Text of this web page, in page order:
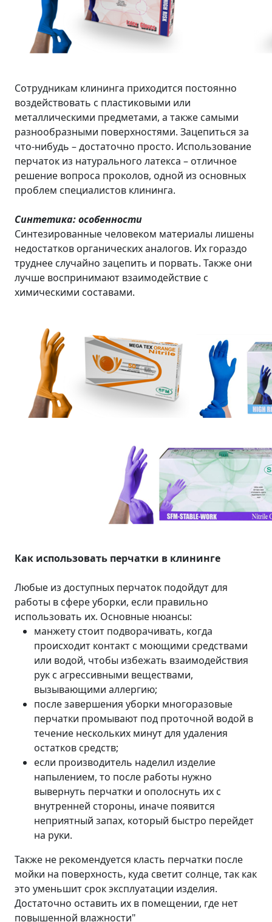
Сотрудникам клининга приходится постоянно
воздействовать с пластиковыми или
металлическими предметами, а также самыми
разнообразными поверхностями. Зацепиться за
что-нибудь – достаточно просто. Использование
перчаток из натурального латекса – отличное
решение вопроса проколов, одной из основных
проблем специалистов клининга.
Синтетика: особенности
Синтезированные человеком материалы лишены
недостатков органических аналогов. Их гораздо
труднее случайно зацепить и порвать. Также они
лучше воспринимают взаимодействие с
химическими составами.
Как использовать перчатки в клининге
Любые из доступных перчаток подойдут для
работы в сфере уборки, если правильно
использовать их. Основные нюансы:
манжету стоит подворачивать, когда
происходит контакт с моющими средствами
или водой, чтобы избежать взаимодействия
рук с агрессивными веществами,
вызывающими аллергию;
после завершения уборки многоразовые
перчатки промывают под проточной водой в
течение нескольких минут для удаления
остатков средств;
если производитель наделил изделие
напылением, то после работы нужно
вывернуть перчатки и ополоснуть их с
внутренней стороны, иначе появится
неприятный запах, который быстро перейдет
на руки.
Также не рекомендуется класть перчатки после
мойки на поверхность, куда светит солнце, так как
это уменьшит срок эксплуатации изделия.
Достаточно оставить их в помещении, где нет
повышенной влажности"